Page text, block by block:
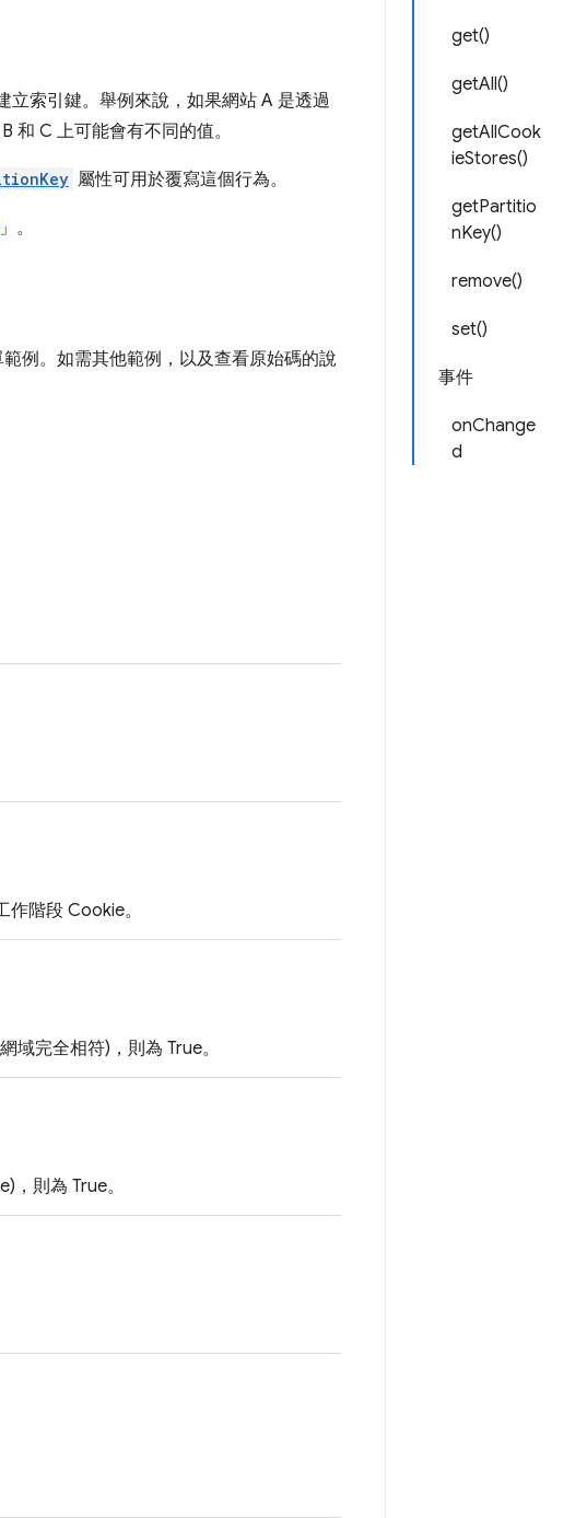
get()
getAll()
getAllCook
ieStores()
getPartitio
nKey()
remove()
set()
事件
onChange
d
索引鍵。舉例來說，如果網站 A 是透過
和 C 上可能會有不同的值。
屬性可用於覆寫這個行為。
」。
例。如需其他範例，以及查看原始碼的說
階段 Cookie。
完全相符)，則為 True。
則為 True。